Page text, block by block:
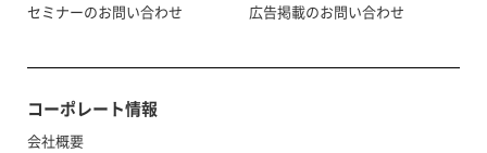
セミナーのお問い合わせ
広告掲載のお問い合わせ
コーポレート情報
会社概要